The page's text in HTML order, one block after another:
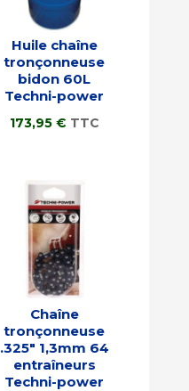
Huile chaîne
tronçonneuse
bidon 60L
Techni-power
173,95 € TTC
Chaîne
tronçonneuse
.325″ 1,3mm 64
entraîneurs
Techni-power